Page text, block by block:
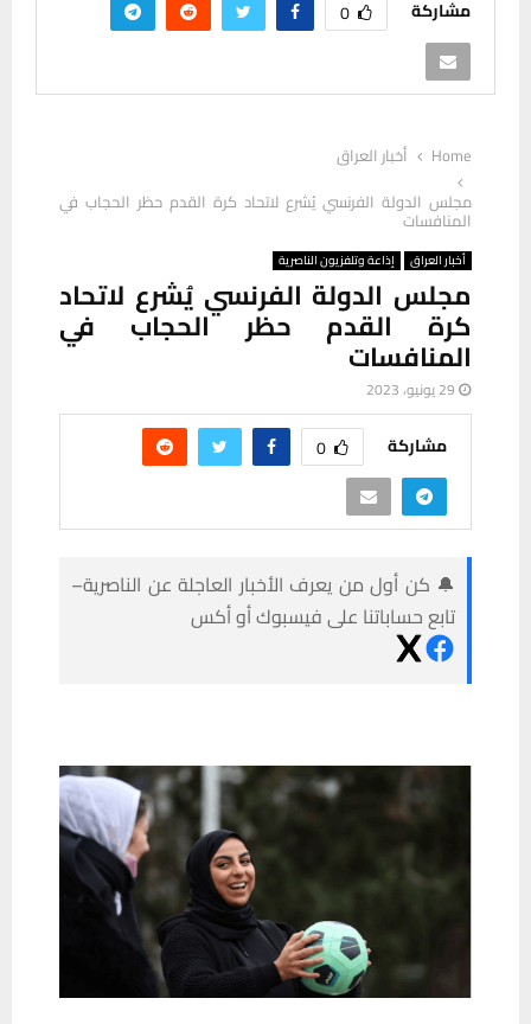
مشاركة 0
Home
أخبار العراق
مجلس الدولة الفرنسي يُشرع لاتحاد كرة القدم حظر الحجاب في
المنافسات
أخبار العراق إذاعة وتلفزيون الناصرية
مجلس الدولة الفرنسي يُشرع لاتحاد
كرة القدم حظر الحجاب في
المنافسات
29 يونيو، 2023
مشاركة 0
🔔 كن أول من يعرف الأخبار العاجلة عن الناصرية–
تابع حساباتنا على فيسبوك أو أكس